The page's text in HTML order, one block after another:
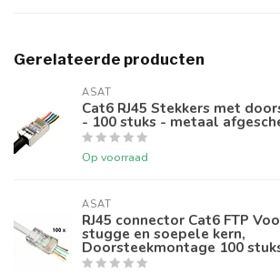
Gerelateerde producten
ASAT
Cat6 RJ45 Stekkers met
- 100 stuks - metaal
Op voorraad
ASAT
RJ45 connector Cat6 FTP
stugge en soepele kern,
Doorsteekmontage 100